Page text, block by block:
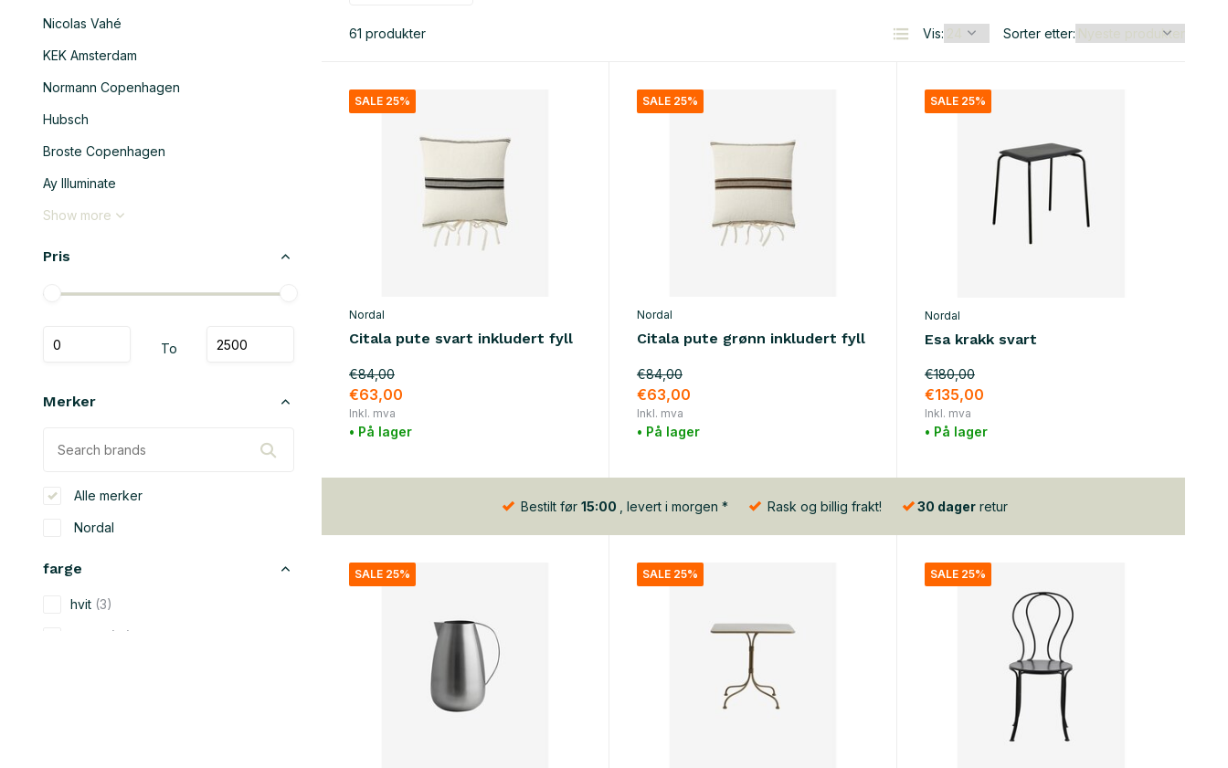
Nicolas Vahé
KEK Amsterdam
Normann Copenhagen
Hubsch
Broste Copenhagen
Ay Illuminate
Show more
Pris
To
Merker
Alle merker
Nordal
farge
hvit (3)
(13)
61 produkter Vis: Sorter etter:
SALE 25%
Nordal
Citala pute svart inkludert fyll
€84,00
€63,00
Inkl. mva
• På lager
SALE 25%
Nordal
Citala pute grønn inkludert fyll
€84,00
€63,00
Inkl. mva
• På lager
SALE 25%
Nordal
Esa krakk svart
€180,00
€135,00
Inkl. mva
• På lager
Bestilt før 15:00 , levert i morgen * Rask og billig frakt! 30 dagerretur
SALE 25% SALE 25% SALE 25%